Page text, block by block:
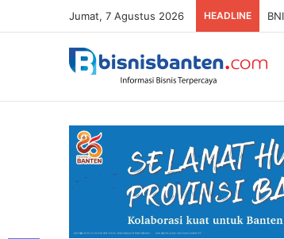
Jumat, 7 Agustus 2026 HEADLINE